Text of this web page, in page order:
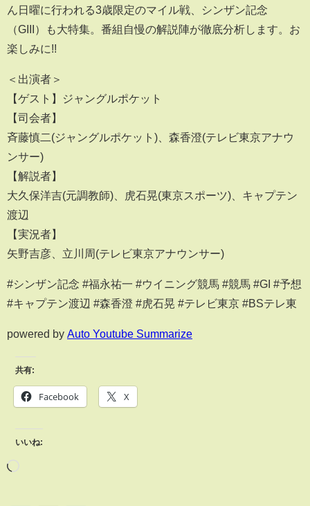
ん日曜に行われる3歳限定のマイル戦、シンザン記念
（GIII）も大特集。番組自慢の解説陣が徹底分析します。お
楽しみに!!
＜出演者＞
【ゲスト】ジャングルポケット
【司会者】
斉藤慎二(ジャングルポケット)、森香澄(テレビ東京アナウ
ンサー)
【解説者】
大久保洋吉(元調教師)、虎石晃(東京スポーツ)、キャプテン
渡辺
【実況者】
矢野吉彦、立川周(テレビ東京アナウンサー)
#シンザン記念 #福永祐一 #ウイニング競馬 #競馬 #GI #予想
#キャプテン渡辺 #森香澄 #虎石晃 #テレビ東京 #BSテレ東
powered by Auto Youtube Summarize
共有:
Facebook X
いいね: